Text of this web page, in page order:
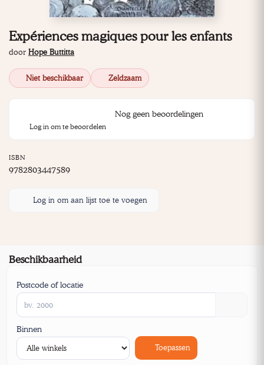
Expériences magiques pour les enfants
door Hope Buttitta
Niet beschikbaar Zeldzaam
Nog geen beoordelingen
Log in om te beoordelen
ISBN
9782803447589
Log in om aan lijst toe te voegen
Beschikbaarheid
Postcode of locatie
Binnen
Toepassen